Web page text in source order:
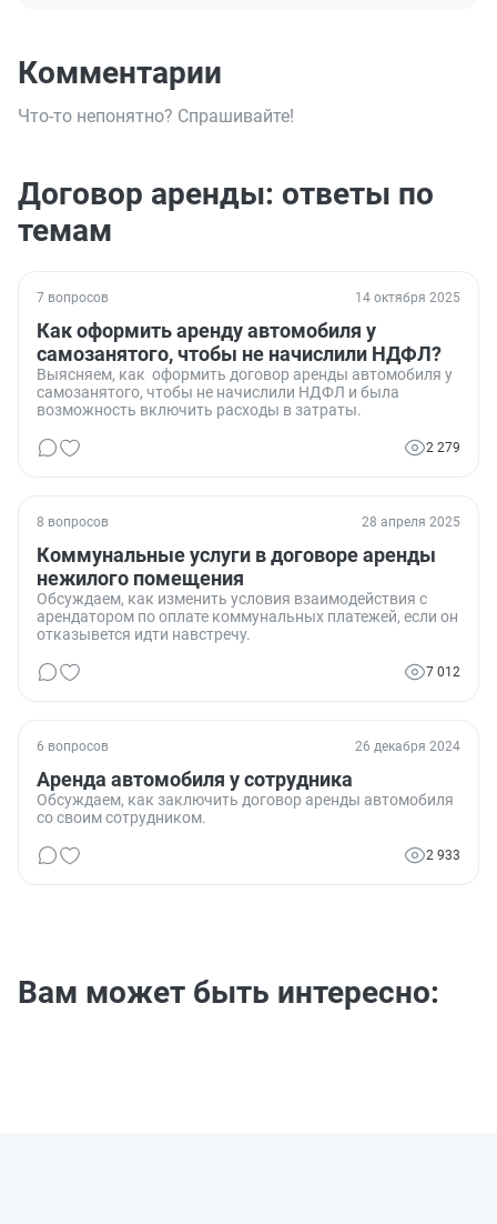
Комментарии
Что-то непонятно? Спрашивайте!
Договор аренды: ответы по
темам
7 вопросов 14 октября 2025
Как оформить аренду автомобиля у
самозанятого, чтобы не начислили НДФЛ?
Выясняем, как оформить договор аренды автомобиля у
самозанятого, чтобы не начислили НДФЛ и была
возможность включить расходы в затраты.
2 279
8 вопросов 28 апреля 2025
Коммунальные услуги в договоре аренды
нежилого помещения
Обсуждаем, как изменить условия взаимодействия с
арендатором по оплате коммунальных платежей, если он
отказывется идти навстречу.
7 012
6 вопросов 26 декабря 2024
Аренда автомобиля у сотрудника
Обсуждаем, как заключить договор аренды автомобиля
со своим сотрудником.
2 933
Вам может быть интересно: